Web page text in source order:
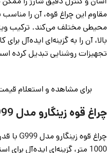
مقاوم این چراغ قوه، آن را
محیطی مختلف می‌کند. ترکیب
بالا، آن را به گزینه‌ای ایده‌آل
تجهیزات روشنایی تبدیل کرده
برای مشاهده و استعلام
چراغ قوه زینگارو مدل G999
1000 متر، گزینه‌ای ایده‌آل